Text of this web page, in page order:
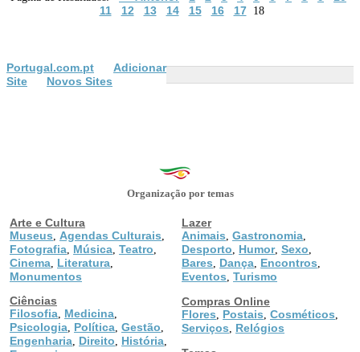
11
12 13 14 15 16 1718
Portugal.com.pt
Adicionar
Site
Novos Sites
Organização por temas
Arte e Cultura
Museus
Agendas Culturais
Fotografia Música Teatro
Cinema Literatura
Monumentos
Ciências
Filosofia Medicina
Psicologia Política Gestão
Engenharia Direito História
Lazer
Animais Gastronomia
Desporto Humor, Sexo
Bares Dança Encontros
Eventos Turismo
Compras Online
Flores
Postais Cosméticos
Serviços
Relógios